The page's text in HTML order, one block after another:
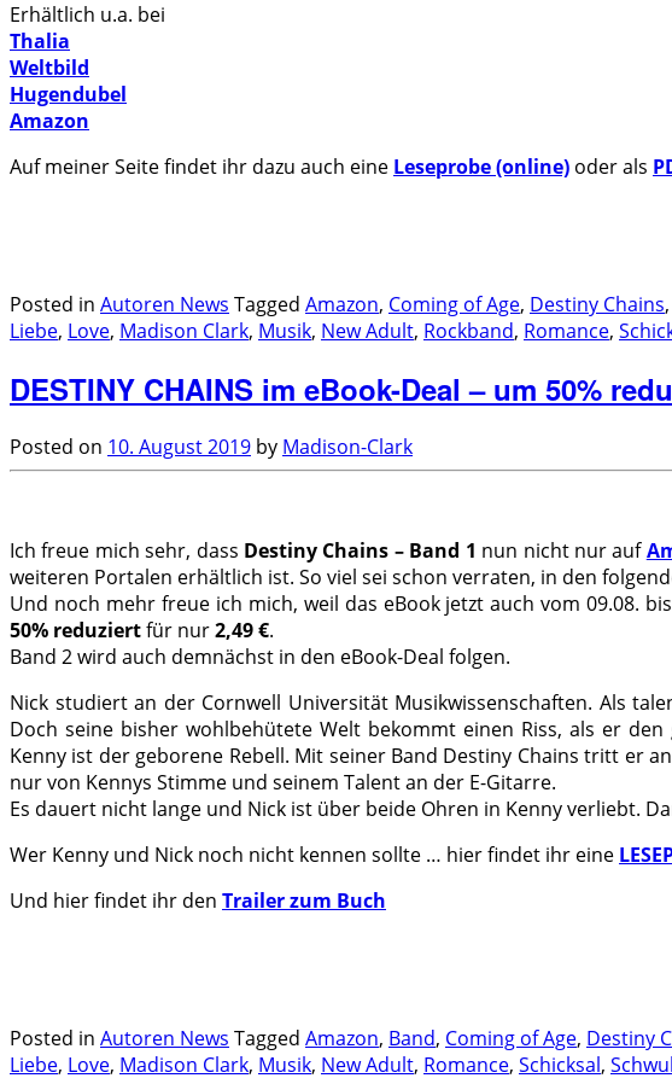
Erhältlich u.a. bei
Thalia
Weltbild
Hugendubel
Amazon
Auf meiner Seite findet ihr dazu auch eine Leseprobe (online) oder als
Posted in Autoren News Tagged Amazon, Coming of Age, Destiny Chains,
Liebe, Love, Madison Clark, Musik, New Adult, Rockband, Romance,
DESTINY CHAINS im eBook-Deal – um 50%
Posted on 10. August 2019 by Madison-Clark
Ich freue mich sehr, dass Destiny Chains – Band 1 nun nicht nur auf
weiteren Portalen erhältlich ist. So viel sei schon verraten, in den
Und noch mehr freue ich mich, weil das eBook jetzt auch vom 09.08.
50% reduziertfür nur2,49 €.
Band 2 wird auch demnächst in den eBook-Deal folgen.
Nick studiert an der Cornwell Universität Musikwissenschaften. Als
Doch seine bisher wohlbehütete Welt bekommt einen Riss, als er
Kenny ist der geborene Rebell. Mit seiner Band Destiny Chains tritt er
nur von Kennys Stimme und seinem Talent an der E-Gitarre.
Es dauert nicht lange und Nick ist über beide Ohren in Kenny verliebt.
Wer Kenny und Nick noch nicht kennen sollte … hier findet ihr eine
Und hier findet ihr den Trailer zum Buch
Posted in Autoren News Tagged Amazon, Band, Coming of Age, Destiny
Liebe, Love, Madison Clark, Musik, New Adult, Romance, Schicksal, Schwul